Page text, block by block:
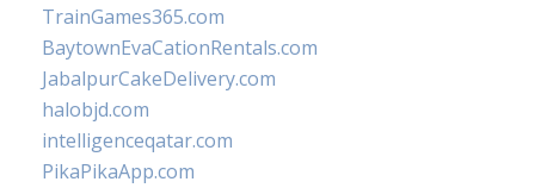
TrainGames365.com
BaytownEvaCationRentals.com
JabalpurCakeDelivery.com
halobjd.com
intelligenceqatar.com
PikaPikaApp.com